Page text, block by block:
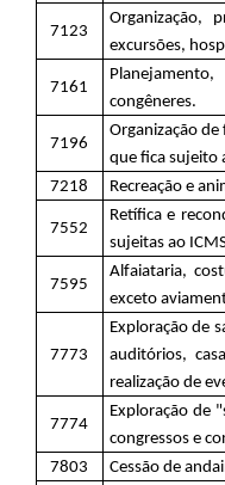
7123
Organização,
excursões,
7161
congêneres.
7196
Organização
que fica sujeito
7218
Recreação e
7552
Retífica e
sujeitas ao
7595
Alfaiataria,
exceto
7773
Exploração de
auditórios,
realização de
7774
Exploração de
congressos e
7803
Cessão de